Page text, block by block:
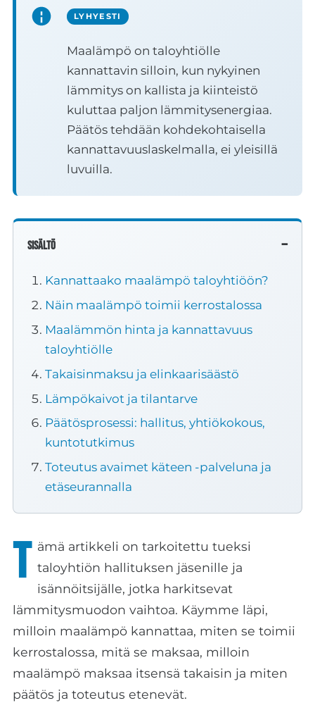
LYHYESTI
Maalämpö on taloyhtiölle
kannattavin silloin, kun nykyinen
lämmitys on kallista ja kiinteistö
kuluttaa paljon lämmitysenergiaa.
Päätös tehdään kohdekohtaisella
kannattavuuslaskelmalla, ei yleisillä
luvuilla.
Sisältö
Kannattaako maalämpö taloyhtiöön?
Näin maalämpö toimii kerrostalossa
Maalämmön hinta ja kannattavuus
taloyhtiölle
Takaisinmaksu ja elinkaarisäästö
Lämpökaivot ja tilantarve
Päätösprosessi: hallitus, yhtiökokous,
kuntotutkimus
Toteutus avaimet käteen -palveluna ja
etäseurannalla
T ämä artikkeli on tarkoitettu tueksi
taloyhtiön hallituksen jäsenille ja
isännöitsijälle, jotka harkitsevat
lämmitysmuodon vaihtoa. Käymme läpi,
milloin maalämpö kannattaa, miten se toimii
kerrostalossa, mitä se maksaa, milloin
maalämpö maksaa itsensä takaisin ja miten
päätös ja toteutus etenevät.